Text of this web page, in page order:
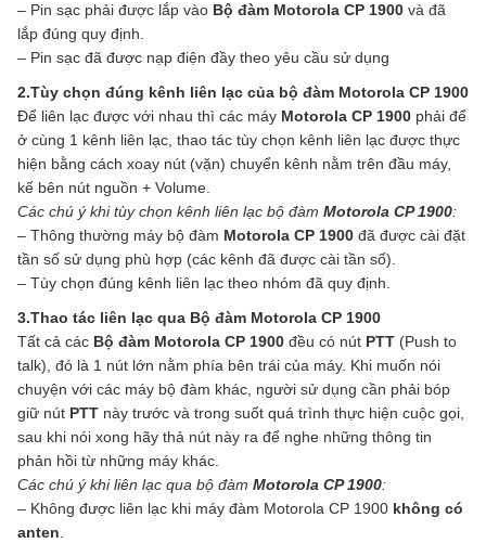
– Pin sạc phải được lắp vào Bộ đàm Motorola CP 1900 và đã
lắp đúng quy định.
– Pin sạc đã được nạp điện đầy theo yêu cầu sử dụng
2.Tùy chọn đúng kênh liên lạc của bộ đàm Motorola CP 1900
Để liên lạc được với nhau thì các máy Motorola CP 1900 phải để
ở cùng 1 kênh liên lạc, thao tác tùy chọn kênh liên lạc được thực
hiện bằng cách xoay nút (vặn) chuyển kênh nằm trên đầu máy,
kế bên nút nguồn + Volume.
Các chú ý khi tùy chọn kênh liên lạc bộ đàm Motorola CP 1900:
– Thông thường máy bộ đàm Motorola CP 1900 đã được cài đặt
tần số sử dụng phù hợp (các kênh đã được cài tần số).
– Tùy chọn đúng kênh liên lạc theo nhóm đã quy định.
3.Thao tác liên lạc qua Bộ đàm Motorola CP 1900
Tất cả các Bộ đàm Motorola CP 1900 đều có nút PTT (Push to
talk), đó là 1 nút lớn nằm phía bên trái của máy. Khi muốn nói
chuyện với các máy bộ đàm khác, người sử dụng cần phải bóp
giữ nút PTT này trước và trong suốt quá trình thực hiện cuộc gọi,
sau khi nói xong hãy thả nút này ra để nghe những thông tin
phản hồi từ những máy khác.
Các chú ý khi liên lạc qua bộ đàm Motorola CP 1900:
– Không được liên lạc khi máy đàm Motorola CP 1900 không có
anten.